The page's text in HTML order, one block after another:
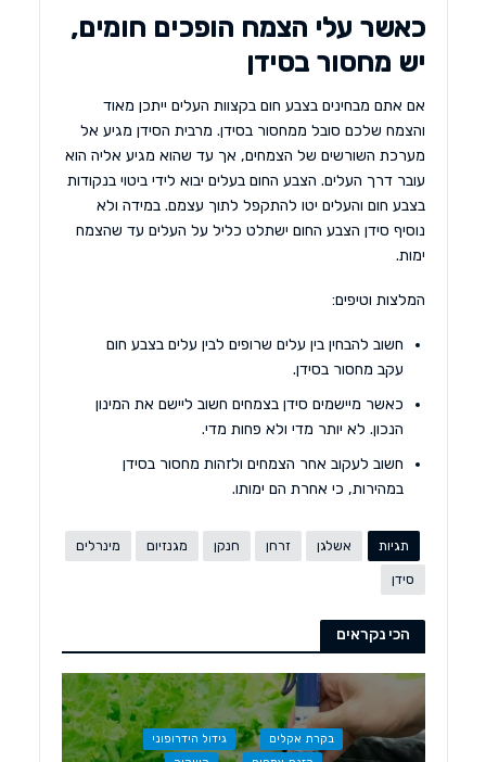
כאשר עלי הצמח הופכים חומים,
יש מחסור בסידן
אם אתם מבחינים בצבע חום בקצוות העלים ייתכן מאוד
והצמח שלכם סובל ממחסור בסידן. מרבית הסידן מגיע אל
מערכת השורשים של הצמחים, אך עד שהוא מגיע אליה הוא
עובר דרך העלים. הצבע החום בעלים יבוא לידי ביטוי בנקודות
בצבע חום והעלים יטו להתקפל לתוך עצמם. במידה ולא
נוסיף סידן הצבע החום ישתלט כליל על העלים עד שהצמח
ימות.
המלצות וטיפים:
חשוב להבחין בין עלים שרופים לבין עלים בצבע חום
עקב מחסור בסידן.
כאשר מיישמים סידן בצמחים חשוב ליישם את המינון
הנכון. לא יותר מדי ולא פחות מדי.
חשוב לעקוב אחר הצמחים ולזהות מחסור בסידן
במהירות, כי אחרת הם ימותו.
תגיות אשלגן זרחן חנקן מגנזיום מינרלים
סידן
הכי נקראים
בקרת אקלים
גידול הידרופוני